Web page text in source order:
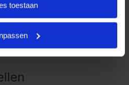
toestaan
contact met ons op
016 0685.